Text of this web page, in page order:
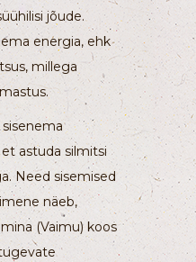
jõude.
energia, ehk
millega
astuda silmitsi
Need sisemised
näeb,
(Vaimu) koos